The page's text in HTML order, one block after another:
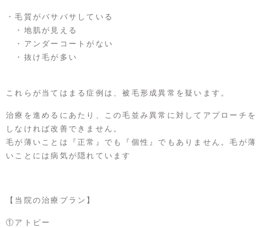
・毛質がバサバサしている
・地肌が見える
・アンダーコートがない
・抜け毛が多い
これらが当てはまる症例は、被毛形成異常を疑います。
治療を進めるにあたり、この毛並み異常に対してアプローチを
しなければ改善できません。
毛が薄いことは『正常』でも『個性』でもありません。毛が薄
いことには病気が隠れています
【当院の治療プラン】
①アトピー